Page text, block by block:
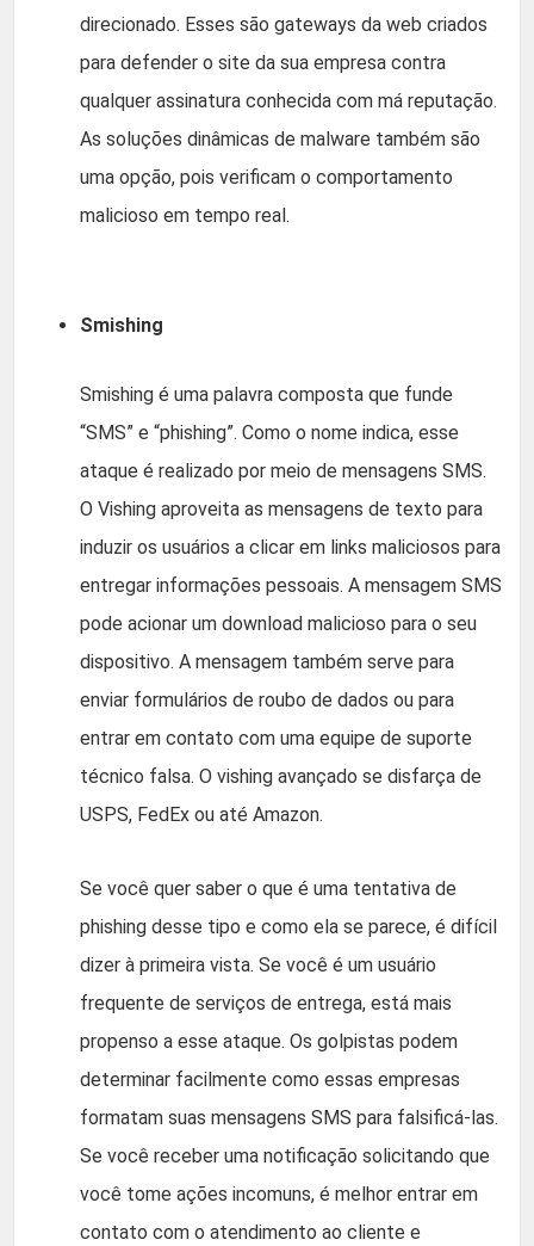
direcionado. Esses são gateways da web criados
para defender o site da sua empresa contra
qualquer assinatura conhecida com má reputação.
As soluções dinâmicas de malware também são
uma opção, pois verificam o comportamento
malicioso em tempo real.
Smishing
Smishing é uma palavra composta que funde
“SMS” e “phishing”. Como o nome indica, esse
ataque é realizado por meio de mensagens SMS.
O Vishing aproveita as mensagens de texto para
induzir os usuários a clicar em links maliciosos para
entregar informações pessoais. A mensagem SMS
pode acionar um download malicioso para o seu
dispositivo. A mensagem também serve para
enviar formulários de roubo de dados ou para
entrar em contato com uma equipe de suporte
técnico falsa. O vishing avançado se disfarça de
USPS, FedEx ou até Amazon.
Se você quer saber o que é uma tentativa de
phishing desse tipo e como ela se parece, é difícil
dizer à primeira vista. Se você é um usuário
frequente de serviços de entrega, está mais
propenso a esse ataque. Os golpistas podem
determinar facilmente como essas empresas
formatam suas mensagens SMS para falsificá-las.
Se você receber uma notificação solicitando que
você tome ações incomuns, é melhor entrar em
contato com o atendimento ao cliente e